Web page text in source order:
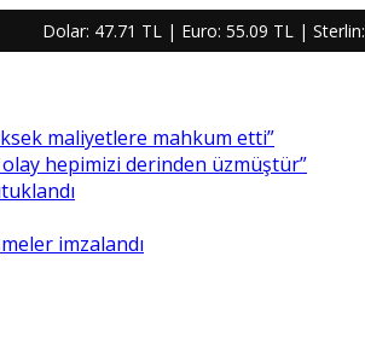
Dolar: 47.71 TL| Euro: 55.09 TL| Sterlin:
maliyetlere mahkum etti”
olay hepimizi derinden üzmüştür”
imzalandı